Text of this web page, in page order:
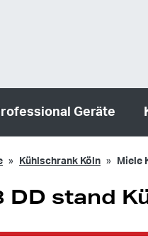
Geräte
Kühlschrank Köln Miele
DD stand